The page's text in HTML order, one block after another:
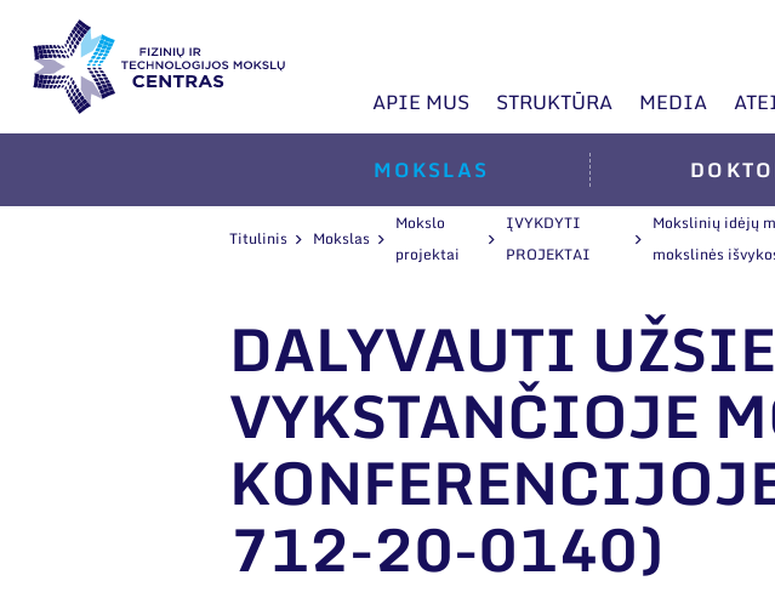
APIE MUS STRUKTŪRA MEDIA
MOKSLAS
Titulinis Mokslas
Mokslo
projektai
ĮVYKDYTI
PROJEKTAI
Mokslinių idėjų
mokslinės
DALYVAUTI
VYKSTANČIOJE
712-20-0140)